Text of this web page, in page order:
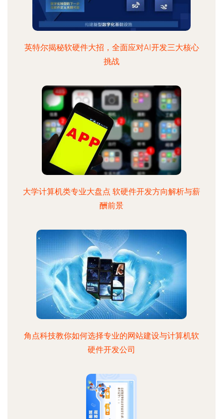
英特尔揭秘软硬件大招，全面应对AI开发三大核心
挑战
大学计算机类专业大盘点 软硬件开发方向解析与薪
酬前景
角点科技教你如何选择专业的网站建设与计算机软
硬件开发公司